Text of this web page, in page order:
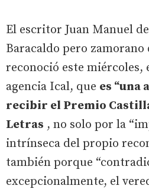
El escritor Juan Manuel
Baracaldo pero zamorano
reconoció este miércoles,
agencia Ical, que es “una
recibir el Premio
Letras , no solo por la
intrínseca del propio
también porque
excepcionalmente, el